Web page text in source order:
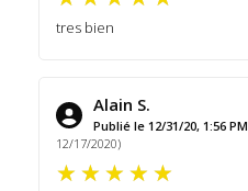
tres bien
Alain S.
Publié le 12/31/20, 1:56 PM
12/17/2020)